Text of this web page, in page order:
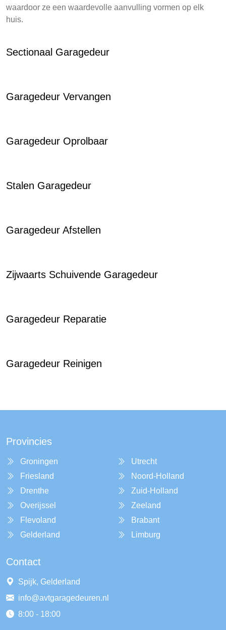
waardoor ze een waardevolle aanvulling vormen op elk
huis.
Sectionaal Garagedeur
Garagedeur Vervangen
Garagedeur Oprolbaar
Stalen Garagedeur
Garagedeur Afstellen
Zijwaarts Schuivende Garagedeur
Garagedeur Reparatie
Garagedeur Reinigen
Provincies
Groningen
Friesland
Drenthe
Overijssel
Flevoland
Gelderland
Utrecht
Noord-Holland
Zuid-Holland
Zeeland
Brabant
Limburg
Contact
Spijk, Gelderland
info@avtgaragedeuren.nl
8:00 - 18:00